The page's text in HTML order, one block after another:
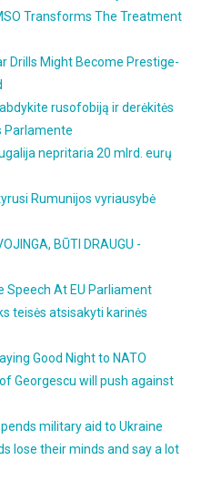
Transforms The Treatment
Drills Might Become Prestige-
rusofobiją ir derėkitės
Parlamente
nepritaria 20 mlrd. eurų
Rumunijos vyriausybė
BŪTI DRAUGU -
Speech At EU Parliament
teisės atsisakyti karinės
Good Night to NATO
Georgescu will push against
military aid to Ukraine
lose their minds and say a lot